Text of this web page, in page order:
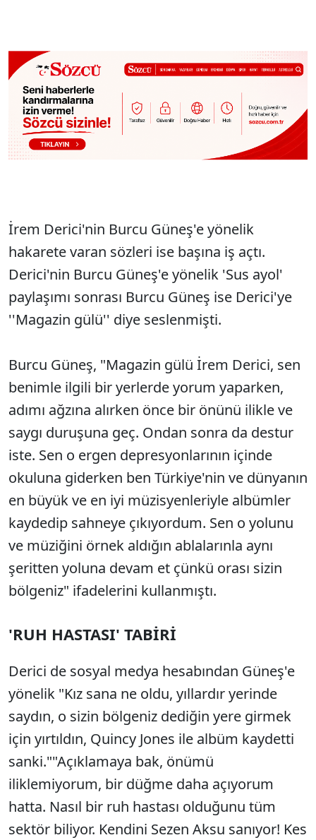
İrem Derici'nin Burcu Güneş'e yönelik
hakarete varan sözleri ise başına iş açtı.
Derici'nin Burcu Güneş'e yönelik 'Sus ayol'
paylaşımı sonrası Burcu Güneş ise Derici'ye
''Magazin gülü'' diye seslenmişti.
Burcu Güneş, "Magazin gülü İrem Derici, sen
benimle ilgili bir yerlerde yorum yaparken,
adımı ağzına alırken önce bir önünü ilikle ve
saygı duruşuna geç. Ondan sonra da destur
iste. Sen o ergen depresyonlarının içinde
okuluna giderken ben Türkiye'nin ve dünyanın
en büyük ve en iyi müzisyenleriyle albümler
kaydedip sahneye çıkıyordum. Sen o yolunu
ve müziğini örnek aldığın ablalarınla aynı
şeritten yoluna devam et çünkü orası sizin
bölgeniz" ifadelerini kullanmıştı.
'RUH HASTASI' TABİRİ
Derici de sosyal medya hesabından Güneş'e
yönelik "Kız sana ne oldu, yıllardır yerinde
saydın, o sizin bölgeniz dediğin yere girmek
için yırtıldın, Quincy Jones ile albüm kaydetti
sanki.""Açıklamaya bak, önümü
iliklemiyorum, bir düğme daha açıyorum
hatta. Nasıl bir ruh hastası olduğunu tüm
sektör biliyor. Kendini Sezen Aksu sanıyor! Kes